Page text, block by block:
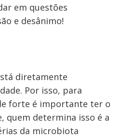
em questões
e desânimo!
diretamente
Por isso, para
forte é importante ter o
quem determina isso é a
da microbiota